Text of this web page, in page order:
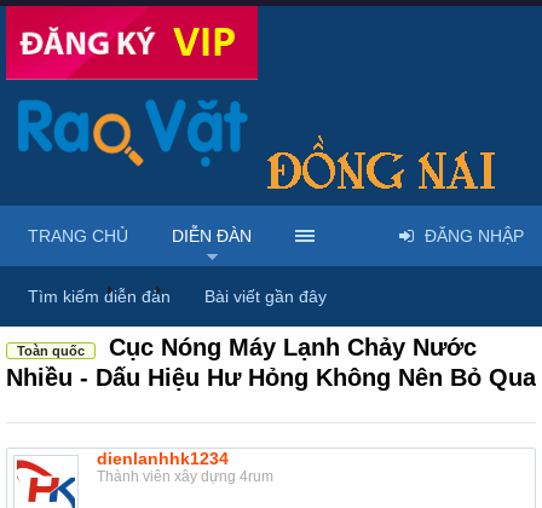
Diễn đàn ... Mua bán & sửa điện tử, điện lạnh
Toàn quốc
Cục Nóng Máy Lạnh Chảy Nước
Nhiều - Dấu Hiệu Hư Hỏng Không Nên Bỏ Qua
dienlanhhk1234
Thành viên xây dựng 4rum
TRANG CHỦ DIỄN ĐÀN
Tìm kiếm diễn đàn Bài viết gần đây
ĐĂNG NHẬP